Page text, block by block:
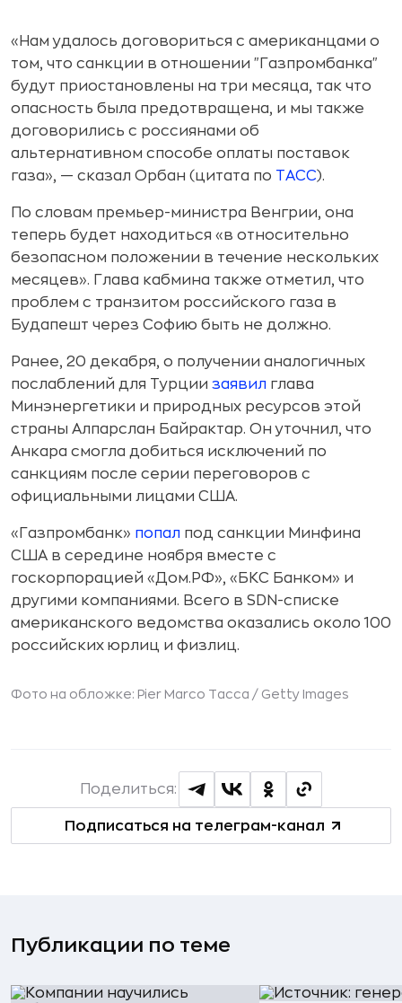
«Нам удалось договориться с американцами о
том, что санкции в отношении "Газпромбанка"
будут приостановлены на три месяца, так что
опасность была предотвращена, и мы также
договорились с россиянами об
альтернативном способе оплаты поставок
газа», — сказал Орбан (цитата по ТАСС).
По словам премьер-министра Венгрии, она
теперь будет находиться «в относительно
безопасном положении в течение нескольких
месяцев». Глава кабмина также отметил, что
проблем с транзитом российского газа в
Будапешт через Софию быть не должно.
Ранее, 20 декабря, о получении аналогичных
послаблений для Турции заявил глава
Минэнергетики и природных ресурсов этой
страны Алпарслан Байрактар. Он уточнил, что
Анкара смогла добиться исключений по
санкциям после серии переговоров с
официальными лицами США.
«Газпромбанк» попал под санкции Минфина
США в середине ноября вместе с
госкорпорацией «Дом.РФ», «БКС Банком» и
другими компаниями. Всего в SDN-списке
американского ведомства оказались около 100
российских юрлиц и физлиц.
Фото на обложке: Pier Marco Tacca / Getty Images
Подписаться на телеграм-канал
Поделиться:
Публикации по теме